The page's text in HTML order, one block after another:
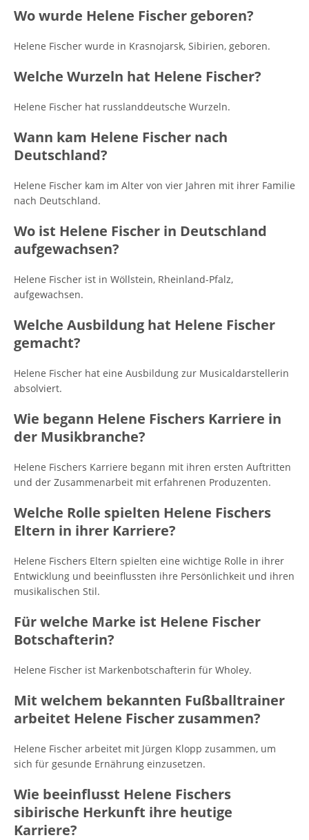
Wo wurde Helene Fischer geboren?
Helene Fischer wurde in Krasnojarsk, Sibirien, geboren.
Welche Wurzeln hat Helene Fischer?
Helene Fischer hat russlanddeutsche Wurzeln.
Wann kam Helene Fischer nach
Deutschland?
Helene Fischer kam im Alter von vier Jahren mit ihrer Familie
nach Deutschland.
Wo ist Helene Fischer in Deutschland
aufgewachsen?
Helene Fischer ist in Wöllstein, Rheinland-Pfalz,
aufgewachsen.
Welche Ausbildung hat Helene Fischer
gemacht?
Helene Fischer hat eine Ausbildung zur Musicaldarstellerin
absolviert.
Wie begann Helene Fischers Karriere in
der Musikbranche?
Helene Fischers Karriere begann mit ihren ersten Auftritten
und der Zusammenarbeit mit erfahrenen Produzenten.
Welche Rolle spielten Helene Fischers
Eltern in ihrer Karriere?
Helene Fischers Eltern spielten eine wichtige Rolle in ihrer
Entwicklung und beeinflussten ihre Persönlichkeit und ihren
musikalischen Stil.
Für welche Marke ist Helene Fischer
Botschafterin?
Helene Fischer ist Markenbotschafterin für Wholey.
Mit welchem bekannten Fußballtrainer
arbeitet Helene Fischer zusammen?
Helene Fischer arbeitet mit Jürgen Klopp zusammen, um
sich für gesunde Ernährung einzusetzen.
Wie beeinflusst Helene Fischers
sibirische Herkunft ihre heutige
Karriere?